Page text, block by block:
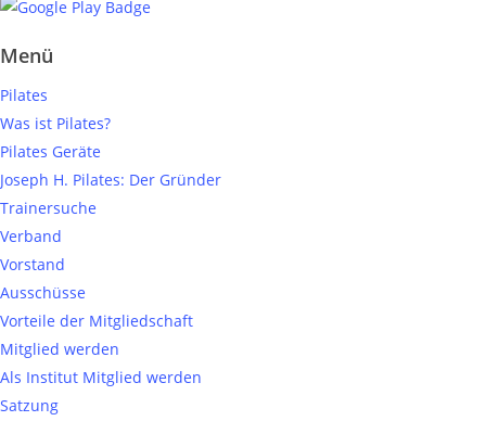
Menü
Pilates
Was ist Pilates?
Pilates Geräte
Joseph H. Pilates: Der Gründer
Trainersuche
Verband
Vorstand
Ausschüsse
Vorteile der Mitgliedschaft
Mitglied werden
Als Institut Mitglied werden
Satzung